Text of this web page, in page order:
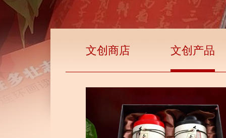
文创商店 文创产品